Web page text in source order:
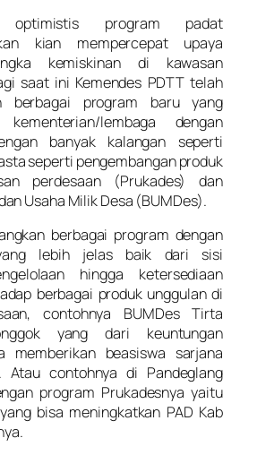
program padat
kian mempercepat upaya
kemiskinan di kawasan
saat ini Kemendes PDTT telah
berbagai program baru yang
lembaga dengan
banyak kalangan seperti
seperti pengembangan produk
perdesaan (Prukades) dan
Usaha Milik Desa (BUMDes).
berbagai program dengan
lebih jelas baik dari sisi
hingga ketersediaan
berbagai produk unggulan di
contohnya BUMDes Tirta
yang dari keuntungan
memberikan beasiswa sarjana
Atau contohnya di Pandeglang
program Prukadesnya yaitu
bisa meningkatkan PAD Kab